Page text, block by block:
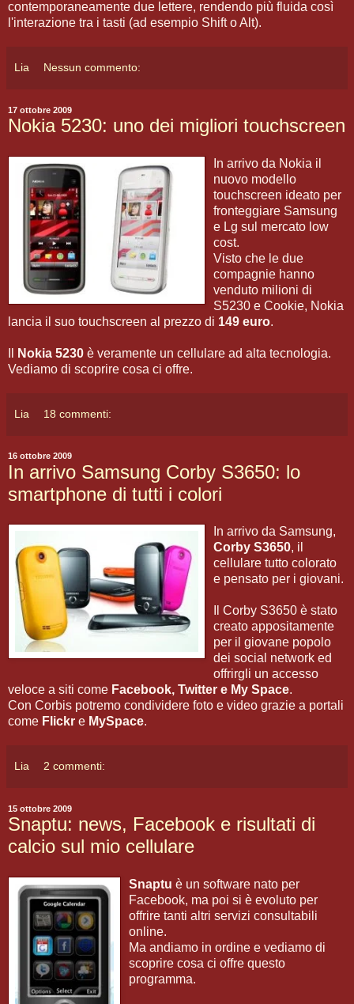
contemporaneamente due lettere, rendendo più fluida così
l'interazione tra i tasti (ad esempio Shift o Alt).
Lia Nessun commento:
17 ottobre 2009
Nokia 5230: uno dei migliori touchscreen
In arrivo da Nokia il
nuovo modello
touchscreen ideato per
fronteggiare Samsung
e Lg sul mercato low
cost.
Visto che le due
compagnie hanno
venduto milioni di
S5230 e Cookie, Nokia
lancia il suo touchscreen al prezzo di 149 euro.
Nokia 5230 è veramente un cellulare ad alta tecnologia.
Vediamo di scoprire cosa ci offre.
Lia 18 commenti:
16 ottobre 2009
In arrivo Samsung Corby S3650: lo
smartphone di tutti i colori
In arrivo da Samsung,
Corby S3650, il
cellulare tutto colorato
e pensato per i giovani.
Il Corby S3650 è stato
creato appositamente
per il giovane popolo
dei social network ed
offrirgli un accesso
veloce a siti come Facebook, Twitter e My Space.
Con Corbis potremo condividere foto e video grazie a portali
come Flickr e MySpace.
Lia 2 commenti:
15 ottobre 2009
Snaptu: news, Facebook e risultati di
calcio sul mio cellulare
Snaptu è un software nato per
Facebook, ma poi si è evoluto per
offrire tanti altri servizi consultabili
online.
Ma andiamo in ordine e vediamo di
scoprire cosa ci offre questo
programma.